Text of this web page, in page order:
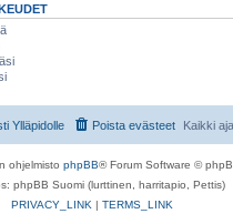
Kaikki
Poista evästeet
Ylläpidolle
ohjelmisto phpBB® Forum Software ©
phpBB Suomi (lurttinen, harritapio, Pettis)
PRIVACY_LINK | TERMS_LINK